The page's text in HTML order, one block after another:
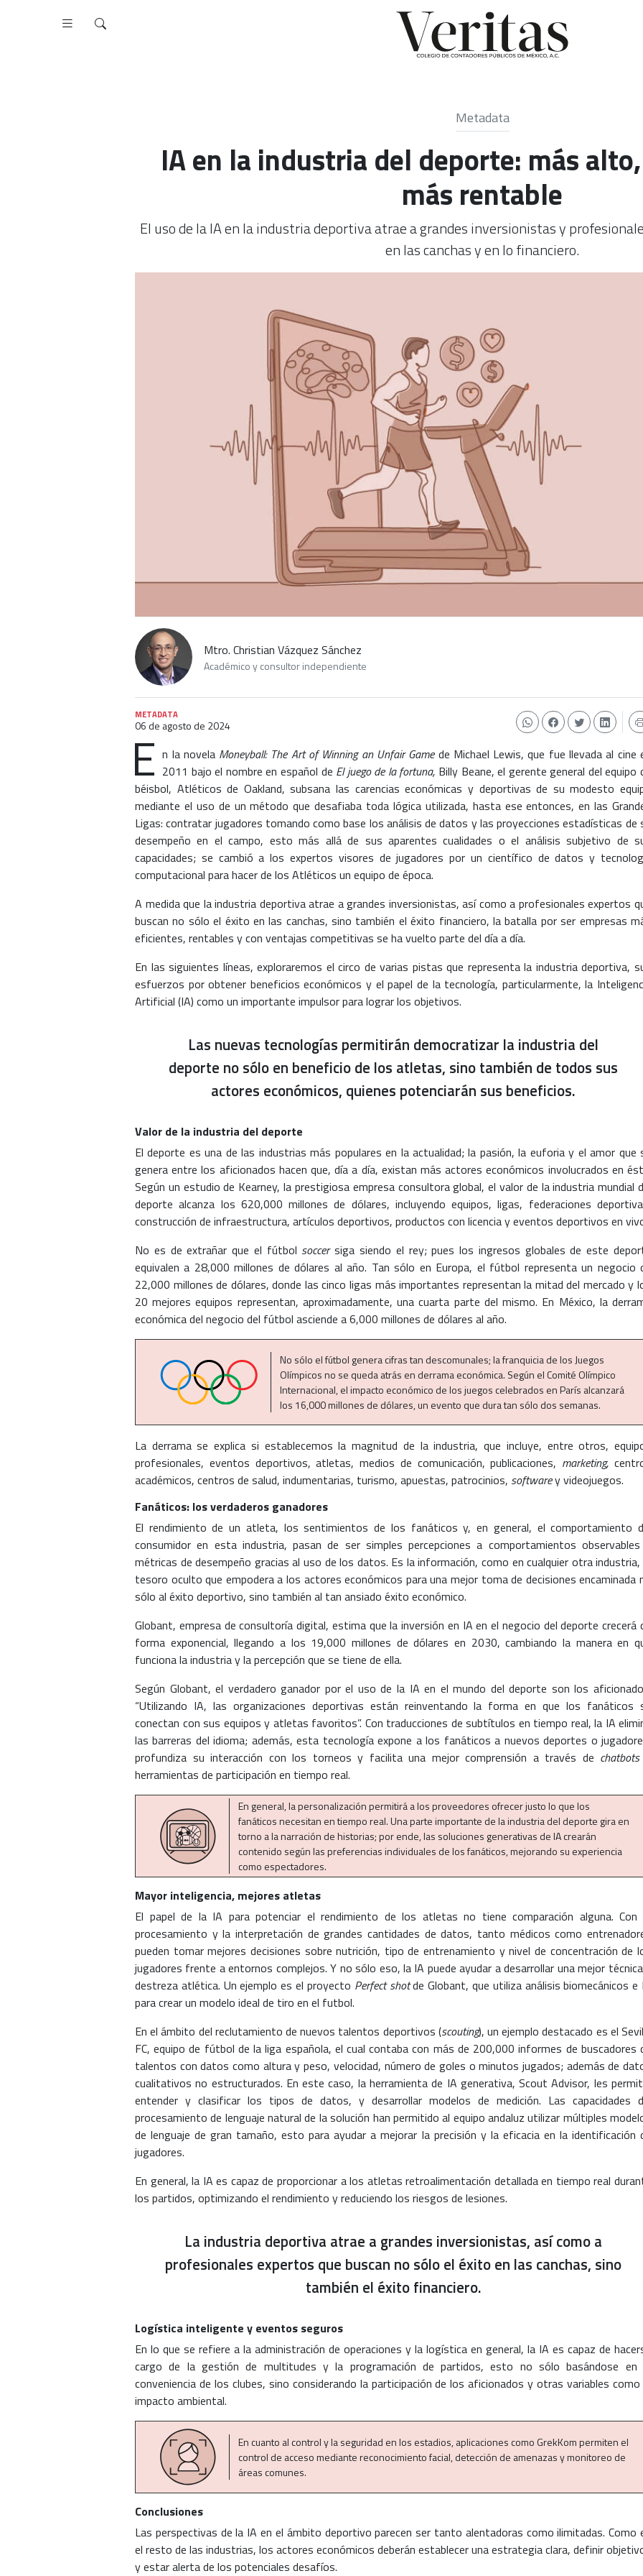
Metadata
IA en la industria del deporte: más
más rentable
El uso de la IA en la industria deportiva atrae a grandes inversionistas y
en las canchas y en lo financiero.
Mtro. Christian Vázquez Sánchez
Académico y consultor independiente
METADATA
06 de agosto de 2024
E n la novela Moneyball: The Art of Winning an Unfair Gamede Michael Lewis, que fue llevada al cine
2011 bajo el nombre en español de El juego de la fortuna, Billy Beane, el gerente general del equipo
béisbol, Atléticos de Oakland, subsana las carencias económicas y deportivas de su modesto
mediante el uso de un método que desafiaba toda lógica utilizada, hasta ese entonces, en las
Ligas: contratar jugadores tomando como base los análisis de datos y las proyecciones estadísticas de
desempeño en el campo, esto más allá de sus aparentes cualidades o el análisis subjetivo de
capacidades; se cambió a los expertos visores de jugadores por un científico de datos y
computacional para hacer de los Atléticos un equipo de época.
A medida que la industria deportiva atrae a grandes inversionistas, así como a profesionales expertos
buscan no sólo el éxito en las canchas, sino también el éxito financiero, la batalla por ser empresas
eficientes, rentables y con ventajas competitivas se ha vuelto parte del día a día.
En las siguientes líneas, exploraremos el circo de varias pistas que representa la industria deportiva,
esfuerzos por obtener beneficios económicos y el papel de la tecnología, particularmente, la
Artificial (IA) como un importante impulsor para lograr los objetivos.
Las nuevas tecnologías permitirán democratizar la industria del
deporte no sólo en beneficio de los atletas, sino también de todos sus
actores económicos, quienes potenciarán sus beneficios.
Valor de la industria del deporte
El deporte es una de las industrias más populares en la actualidad; la pasión, la euforia y el amor que
genera entre los aficionados hacen que, día a día, existan más actores económicos involucrados en
Según un estudio de Kearney, la prestigiosa empresa consultora global, el valor de la industria mundial
deporte alcanza los 620,000 millones de dólares, incluyendo equipos, ligas, federaciones
construcción de infraestructura, artículos deportivos, productos con licencia y eventos deportivos en
No es de extrañar que el fútbol soccersiga siendo el rey; pues los ingresos globales de este
equivalen a 28,000 millones de dólares al año. Tan sólo en Europa, el fútbol representa un negocio
22,000 millones de dólares, donde las cinco ligas más importantes representan la mitad del mercado y
20 mejores equipos representan, aproximadamente, una cuarta parte del mismo. En México, la
económica del negocio del fútbol asciende a 6,000 millones de dólares al año.
No sólo el fútbol genera cifras tan descomunales; la franquicia de los Juegos
Olímpicos no se queda atrás en derrama económica. Según el Comité Olímpico
Internacional, el impacto económico de los juegos celebrados en París alcanzará
los 16,000 millones de dólares, un evento que dura tan sólo dos semanas.
La derrama se explica si establecemos la magnitud de la industria, que incluye, entre otros,
profesionales, eventos deportivos, atletas, medios de comunicación, publicaciones, marketing,
académicos, centros de salud, indumentarias, turismo, apuestas, patrocinios, softwarey videojuegos.
Fanáticos: los verdaderos ganadores
El rendimiento de un atleta, los sentimientos de los fanáticos y, en general, el comportamiento
consumidor en esta industria, pasan de ser simples percepciones a comportamientos
métricas de desempeño gracias al uso de los datos. Es la información, como en cualquier otra industria,
tesoro oculto que empodera a los actores económicos para una mejor toma de decisiones encaminada
sólo al éxito deportivo, sino también al tan ansiado éxito económico.
Globant, empresa de consultoría digital, estima que la inversión en IA en el negocio del deporte crecerá
forma exponencial, llegando a los 19,000 millones de dólares en 2030, cambiando la manera en
funciona la industria y la percepción que se tiene de ella.
Según Globant, el verdadero ganador por el uso de la IA en el mundo del deporte son los
“Utilizando IA, las organizaciones deportivas están reinventando la forma en que los fanáticos
conectan con sus equipos y atletas favoritos”. Con traducciones de subtítulos en tiempo real, la IA
las barreras del idioma; además, esta tecnología expone a los fanáticos a nuevos deportes o
profundiza su interacción con los torneos y facilita una mejor comprensión a través de chatbots
herramientas de participación en tiempo real.
En general, la personalización permitirá a los proveedores ofrecer justo lo que los
fanáticos necesitan en tiempo real. Una parte importante de la industria del deporte gira en
torno a la narración de historias; por ende, las soluciones generativas de IA crearán
contenido según las preferencias individuales de los fanáticos, mejorando su experiencia
como espectadores.
Mayor inteligencia, mejores atletas
El papel de la IA para potenciar el rendimiento de los atletas no tiene comparación alguna. Con
procesamiento y la interpretación de grandes cantidades de datos, tanto médicos como
pueden tomar mejores decisiones sobre nutrición, tipo de entrenamiento y nivel de concentración de
jugadores frente a entornos complejos. Y no sólo eso, la IA puede ayudar a desarrollar una mejor
destreza atlética. Un ejemplo es el proyecto Perfect shotde Globant, que utiliza análisis biomecánicos e
para crear un modelo ideal de tiro en el futbol.
En el ámbito del reclutamiento de nuevos talentos deportivos (scouting), un ejemplo destacado es el
FC, equipo de fútbol de la liga española, el cual contaba con más de 200,000 informes de buscadores
talentos con datos como altura y peso, velocidad, número de goles o minutos jugados; además de
cualitativos no estructurados. En este caso, la herramienta de IA generativa, Scout Advisor, les
entender y clasificar los tipos de datos, y desarrollar modelos de medición. Las capacidades
procesamiento de lenguaje natural de la solución han permitido al equipo andaluz utilizar múltiples
de lenguaje de gran tamaño, esto para ayudar a mejorar la precisión y la eficacia en la identificación
jugadores.
En general, la IA es capaz de proporcionar a los atletas retroalimentación detallada en tiempo real
los partidos, optimizando el rendimiento y reduciendo los riesgos de lesiones.
La industria deportiva atrae a grandes inversionistas, así como a
profesionales expertos que buscan no sólo el éxito en las canchas, sino
también el éxito financiero.
Logística inteligente y eventos seguros
En lo que se refiere a la administración de operaciones y la logística en general, la IA es capaz de
cargo de la gestión de multitudes y la programación de partidos, esto no sólo basándose en
conveniencia de los clubes, sino considerando la participación de los aficionados y otras variables como
impacto ambiental.
En cuanto al control y la seguridad en los estadios, aplicaciones como GrekKom permiten el
control de acceso mediante reconocimiento facial, detección de amenazas y monitoreo de
áreas comunes.
Conclusiones
Las perspectivas de la IA en el ámbito deportivo parecen ser tanto alentadoras como ilimitadas. Como
el resto de las industrias, los actores económicos deberán establecer una estrategia clara, definir
y estar alerta de los potenciales desafíos.